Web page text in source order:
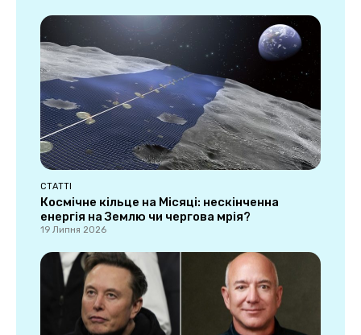
СТАТТІ
Космічне кільце на Місяці: нескінченна
енергія на Землю чи чергова мрія?
19 Липня 2026